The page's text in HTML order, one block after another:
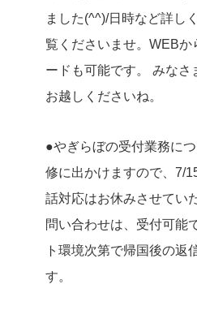
ました(^^)/日時など詳し
覧くださいませ。WEBか
ードも可能です。 みなさ
お越しくださいね。
●やぎらぼの受付業務に
修に出かけますので、7/
話対応はお休みさせてい
問い合わせは、受付可能
ト環境次第で帰国後の返
す。